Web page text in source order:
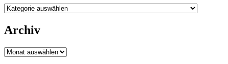
Aufführungsorte
Archiv
Archiv